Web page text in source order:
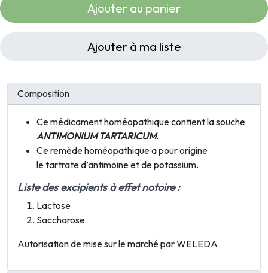
Ajouter au panier
Ajouter à ma liste
Composition
Ce médicament homéopathique contient la souche
ANTIMONIUM TARTARICUM.
Ce remède homéopathique a pour origine
letartrate d’antimoine et de potassium.
Liste des excipients à effet notoire :
Lactose
Saccharose
Autorisation de mise sur le marché par WELEDA